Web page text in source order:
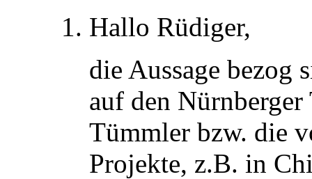
Hallo Rüdiger,
die Aussage bezog
auf den
Tümmler bzw. die
Projekte, z.B. in